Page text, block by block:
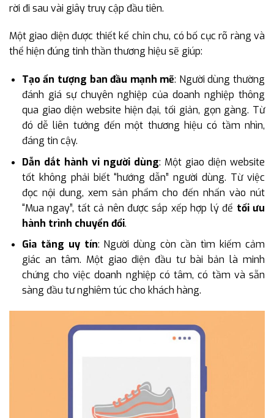
rời đi sau vài giây truy cập đầu tiên.
Một giao diện được thiết kế chỉn chu, có bố cục rõ ràng và
thể hiện đúng tinh thần thương hiệu sẽ giúp:
Tạo ấn tượng ban đầu mạnh mẽ: Người dùng thường
đánh giá sự chuyên nghiệp của doanh nghiệp thông
qua giao diện website hiện đại, tối giản, gọn gàng. Từ
đó dễ liên tưởng đến một thương hiệu có tầm nhìn,
đáng tin cậy.
Dẫn dắt hành vi người dùng: Một giao diện website
tốt không phải biết “hướng dẫn” người dùng. Từ việc
đọc nội dung, xem sản phẩm cho đến nhấn vào nút
“Mua ngay”, tất cả nên được sắp xếp hợp lý để tối ưu
hành trình chuyển đổi.
Gia tăng uy tín: Người dùng còn cần tìm kiếm cảm
giác an tâm. Một giao diện đầu tư bài bản là minh
chứng cho việc doanh nghiệp có tâm, có tầm và sẵn
sàng đầu tư nghiêm túc cho khách hàng.